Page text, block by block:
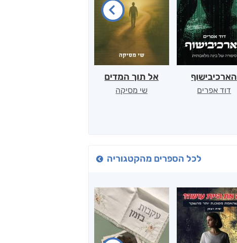
הארכיבישוף
דוד אפרים
אל תוך המדים
שי מסיקה
לכל הספרים מהקטגוריה